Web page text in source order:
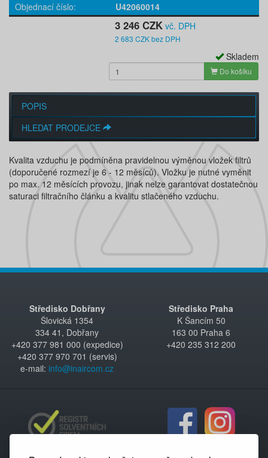
Objednací číslo
U42060014
3 246 CZK vč. DPH
2 683 CZK bez DPH
Skladem
Do košíku
POPIS
HLEDAT PRODEJCE
Kvalita vzduchu je podmíněna pravidelnou výměnou vložek filtrů
(doporučené rozmezí je 6 - 12 měsíců). Vložku je nutné vyměnit
po max. 12 měsících provozu, jinak nelze garantovat dostatečnou
saturaci filtračního článku a kvalitu stlačeného vzduchu.
Středisko Dobřany
Šlovická 1354
334 41, Dobřany
+420 377 981 000 (expedice)
+420 377 970 701 (servis)
e-mail: info@inaircom.cz
Středisko Praha
K Šancím 50
163 00 Praha 6
+420 235 312 200